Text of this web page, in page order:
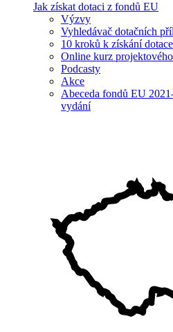
Jak získat dotaci z fondů EU
Výzvy
Vyhledávač dotačních
10 kroků k získání dotace
Online kurz
Podcasty
Akce
Abeceda fondů EU
vydání